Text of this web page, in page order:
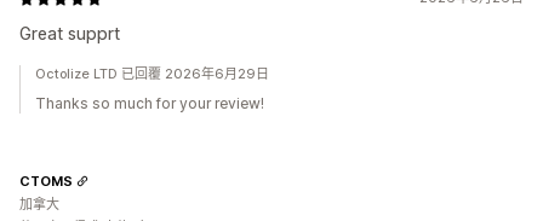
Great supprt
Octolize LTD 已回覆 2026年6月29日
Thanks so much for your review!
CTOMS
加拿大